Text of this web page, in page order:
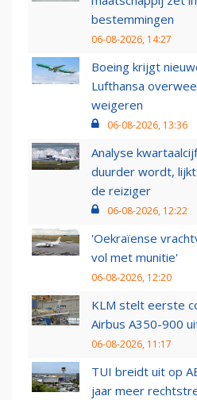
bestemmingen
06-08-2026, 14:27
Boeing krijgt
Lufthansa
weigeren
06-08-2026, 13:36
Analyse
duurder wordt,
de reiziger
06-08-2026, 12:22
'Oekraïense
vol met munitie'
06-08-2026, 12:20
KLM stelt eerste
Airbus A350-900
06-08-2026, 11:17
TUI breidt uit op
jaar meer